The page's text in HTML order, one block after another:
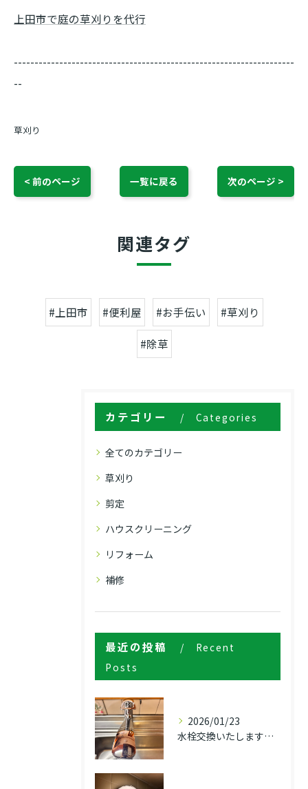
上田市で庭の草刈りを代行
--------------------------------------------------------------------
--
草刈り
< 前のページ 一覧に戻る 次のページ >
関連タグ
#上田市 #便利屋 #お手伝い #草刈り
#除草
カテゴリー Categories
全てのカテゴリー
草刈り
剪定
ハウスクリーニング
リフォーム
補修
最近の投稿
Recent
Posts
2026/01/23
水栓交換いたします！！